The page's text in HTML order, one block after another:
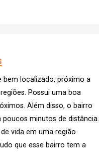
bem localizado, próximo a
Possui uma boa
Além disso, o bairro
poucos minutos de distância.
vida em uma região
que esse bairro tem a